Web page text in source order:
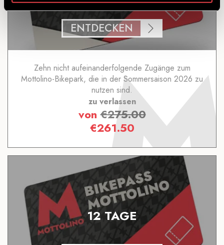
ENTDECKEN
Zehn nicht aufeinanderfolgende Zugänge zum
Mottolino-Bikepark, die in der Sommersaison 2026 zu
nutzen sind.
zu verlassen
von€275.00
€261.50
12 TAGE